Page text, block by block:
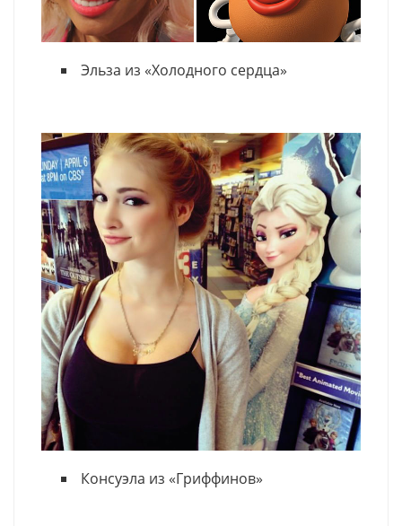
Эльза из «Холодного сердца»
Консуэла из «Гриффинов»